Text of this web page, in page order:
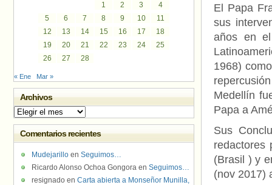
El Papa
sus
años en
1968)
Medellín
Papa a
Sus
redactores
(Brasil ) y
(nov 2017)
1
2 3
4
5
6 7 8 9 10
11
12
13 14 15 16 17
18
19
20 21 22 23 24
25
26
27 28
« Ene Mar »
Archivos
Archivos
Comentarios recientes
Mudejarillo en Seguimos…
Ricardo Alonso Ochoa Gongora en Seguimos…
resignado en Carta abierta a Monseñor Munilla,